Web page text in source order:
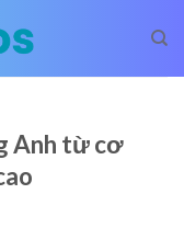
Anh từ cơ